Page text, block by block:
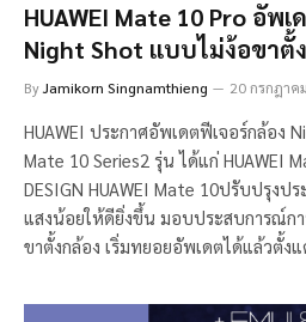
HUAWEI Mate 10 Pro อัพ
Night Shot แบบไม่ง้อขาตั้
ByJamikorn Singnamthieng 20 กรกฎาค
HUAWEI ประกาศอัพเดตฟีเจอร์กล้อง
Mate 10 Series2 รุ่น ได้แก่ HUAWEI
DESIGN HUAWEI Mate 10ปรับปรุง
แสงน้อยให้ดียิ่งขึ้น มอบประสบการณ์ก
ขาตั้งกล้อง เริ่มทยอยอัพเดตได้แล้วตั้ง